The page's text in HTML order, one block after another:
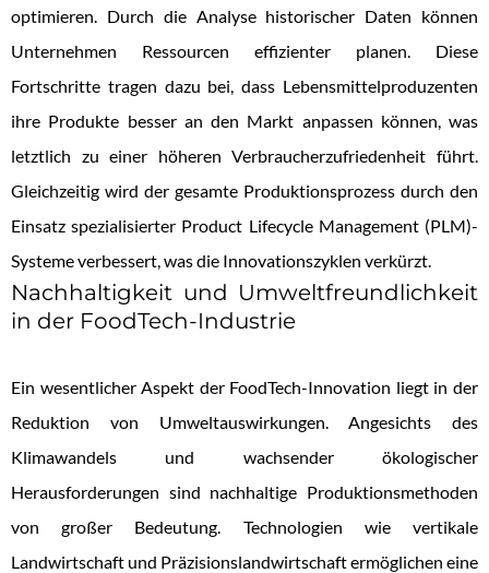
optimieren. Durch die Analyse historischer Daten können
Unternehmen Ressourcen effizienter planen. Diese
Fortschritte tragen dazu bei, dass Lebensmittelproduzenten
ihre Produkte besser an den Markt anpassen können, was
letztlich zu einer höheren Verbraucherzufriedenheit führt.
Gleichzeitig wird der gesamte Produktionsprozess durch den
Einsatz spezialisierter Product Lifecycle Management (PLM)-
Systeme verbessert, was die Innovationszyklen verkürzt.
Nachhaltigkeit und Umweltfreundlichkeit
in der FoodTech-Industrie
Ein wesentlicher Aspekt der FoodTech-Innovation liegt in der
Reduktion von Umweltauswirkungen. Angesichts des
Klimawandels und wachsender ökologischer
Herausforderungen sind nachhaltige Produktionsmethoden
von großer Bedeutung. Technologien wie vertikale
Landwirtschaft und Präzisionslandwirtschaft ermöglichen eine